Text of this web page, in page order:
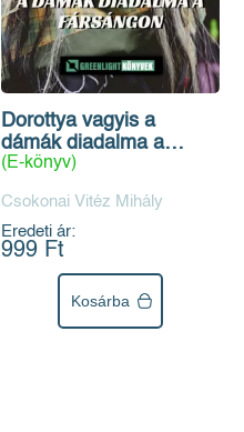
Dorottya vagyis a
dámák diadalma a
fársángon
(E-könyv)
Csokonai Vitéz Mihály
Eredeti ár:
999 Ft
Kosárba